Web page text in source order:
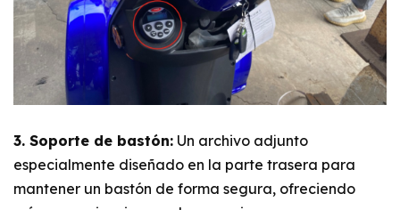
3. Soporte de bastón: Un archivo adjunto
especialmente diseñado en la parte trasera para
mantener un bastón de forma segura, ofreciendo